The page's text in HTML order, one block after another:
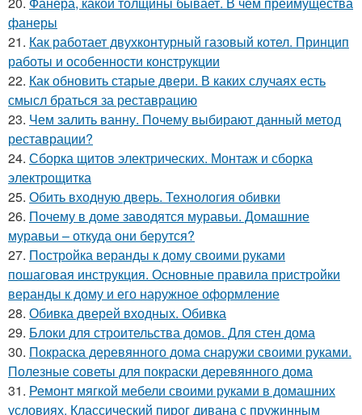
фанеры
21. Как работает двухконтурный газовый котел. Принцип
работы и особенности конструкции
22. Как обновить старые двери. В каких случаях есть
смысл браться за реставрацию
23. Чем залить ванну. Почему выбирают данный метод
реставрации?
24. Сборка щитов электрических. Монтаж и сборка
электрощитка
25. Обить входную дверь. Технология обивки
26. Почему в доме заводятся муравьи. Домашние
муравьи – откуда они берутся?
27. Постройка веранды к дому своими руками
пошаговая инструкция. Основные правила пристройки
веранды к дому и его наружное оформление
28. Обивка дверей входных. Обивка
29. Блоки для строительства домов. Для стен дома
30. Покраска деревянного дома снаружи своими руками.
Полезные советы для покраски деревянного дома
31. Ремонт мягкой мебели своими руками в домашних
условиях. Классический пирог дивана с пружинным